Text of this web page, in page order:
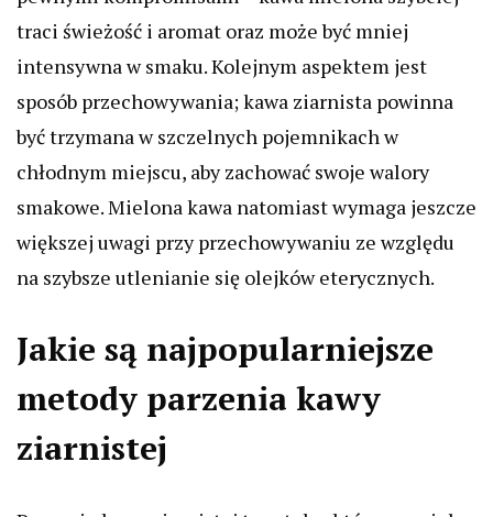
traci świeżość i aromat oraz może być mniej
intensywna w smaku. Kolejnym aspektem jest
sposób przechowywania; kawa ziarnista powinna
być trzymana w szczelnych pojemnikach w
chłodnym miejscu, aby zachować swoje walory
smakowe. Mielona kawa natomiast wymaga jeszcze
większej uwagi przy przechowywaniu ze względu
na szybsze utlenianie się olejków eterycznych.
Jakie są najpopularniejsze
metody parzenia kawy
ziarnistej